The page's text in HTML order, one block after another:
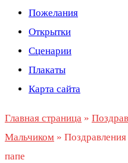
Пожелания
Открытки
Сценарии
Плакаты
Карта сайта
Главная страница »
Мальчиком »
папе